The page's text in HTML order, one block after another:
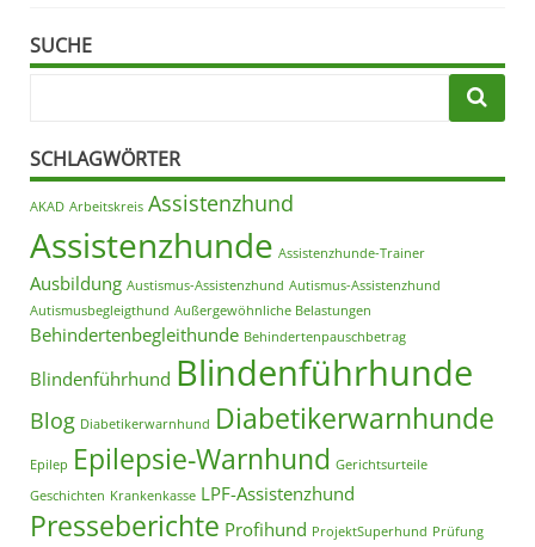
SUCHE
SCHLAGWÖRTER
AKAD Arbeitskreis Assistenzhund
Assistenzhunde Assistenzhunde-Trainer
Ausbildung Austismus-Assistenzhund Autismus-Assistenzhund
Autismusbegleigthund Außergewöhnliche Belastungen
Behindertenbegleithunde Behindertenpauschbetrag
Blindenführhund Blindenführhunde
Blog Diabetikerwarnhund Diabetikerwarnhunde
Epilep Epilepsie-Warnhund Gerichtsurteile
Geschichten Krankenkasse LPF-Assistenzhund
Presseberichte Profihund ProjektSuperhund Prüfung